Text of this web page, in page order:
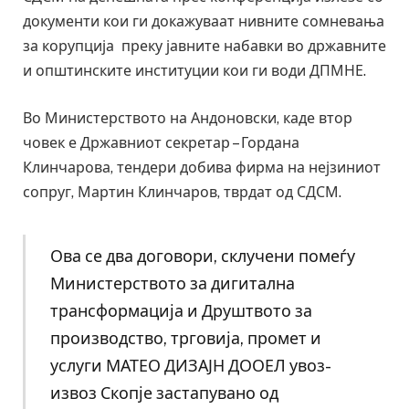
документи кои ги докажуваат нивните сомневања
за корупција преку јавните набавки во државните
и општинските институции кои ги води ДПМНЕ.
Во Министерството на Андоновски, каде втор
човек е Државниот секретар – Гордана
Клинчарова, тендери добива фирма на нејзиниот
сопруг, Мартин Клинчаров, тврдат од СДСМ.
Ова се два договори, склучени помеѓу
Министерството за дигитална
трансформација и Друштвото за
производство, трговија, промет и
услуги МАТЕО ДИЗАЈН ДООЕЛ увоз-
извоз Скопје застапувано од